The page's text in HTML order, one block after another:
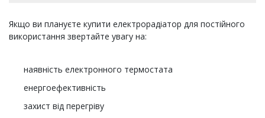
Якщо ви плануєте купити електрорадіатор для постійного
використання звертайте увагу на:
наявність електронного термостата
енергоефективність
захист від перегріву